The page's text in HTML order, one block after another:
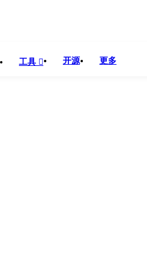
工具  开源 更多